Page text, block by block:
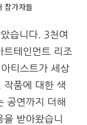
참가자들
습니다. 3천여
트테인먼트 리조
티스트가 세상
작품에 대한 색
공연까지 더해
받아왔습니